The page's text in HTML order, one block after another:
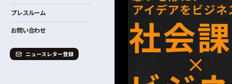
プレスルーム
お問い合わせ
ニュースレター登録